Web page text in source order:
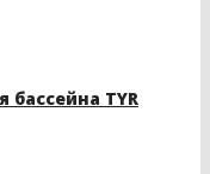
TYR